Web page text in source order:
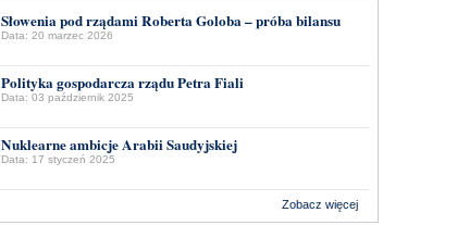
Słowenia pod rządami Roberta Goloba – próba bilansu
Data: 20 marzec 2026
Polityka gospodarcza rządu Petra Fiali
Data: 03 październik 2025
Nuklearne ambicje Arabii Saudyjskiej
Data: 17 styczeń 2025
Zobacz więcej